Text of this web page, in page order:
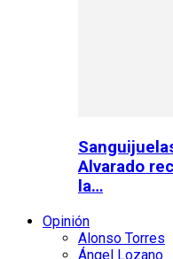
Alvarado
la…
Opinión
Alonso Torres
Ángel Lozano